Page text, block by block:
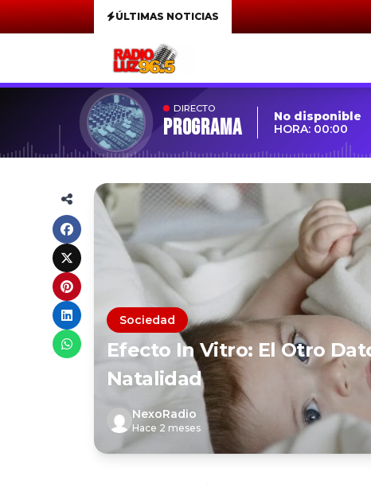
ÚLTIMAS NOTICIAS
DIRECTO
Programa
No disponible
HORA: 00:00
Sociedad
Efecto In Vitro: El Otro
Natalidad
NexoRadio
Hace 2 meses